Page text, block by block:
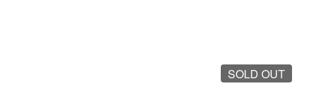
SOLD OUT